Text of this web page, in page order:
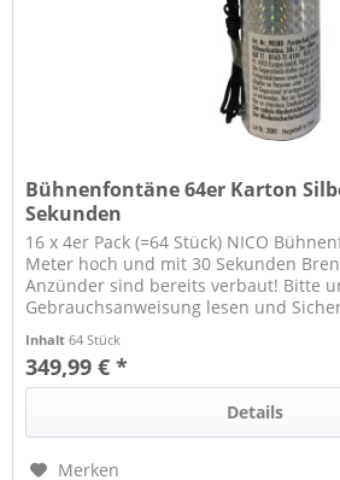
Bühnenfontäne 64er Karton
Sekunden
16 x 4er Pack (=64 Stück) NICO
Meter hoch und mit 30 Sekunden
Anzünder sind bereits verbaut! Bitte
Gebrauchsanweisung lesen und
Inhalt64 Stück
349,99 € *
Details
Merken